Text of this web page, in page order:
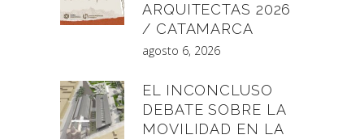
ARQUITECTAS 2026
/ CATAMARCA
agosto 6, 2026
EL INCONCLUSO
DEBATE SOBRE LA
MOVILIDAD EN LA